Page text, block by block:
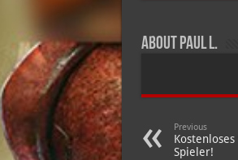
About Paul L.
Previous
Spieler!